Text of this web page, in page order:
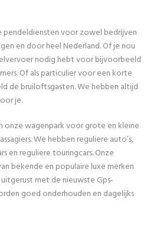
pendeldiensten voor zowel bedrijven
en door heel Nederland. Of je nou
nodig hebt voor bijvoorbeeld
Of als particulier voor een korte
de bruiloftsgasten. We hebben altijd
je.
onze wagenpark voor grote en kleine
We hebben reguliere auto’s,
en reguliere touringcars. Onze
bekende en populaire luxe merken
met de nieuwste Gps-
goed onderhouden en dagelijks